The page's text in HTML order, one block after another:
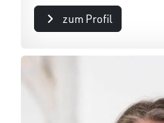
zum Profil